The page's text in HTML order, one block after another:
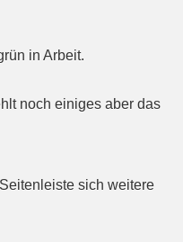
in Arbeit.
noch einiges aber das
sich weitere